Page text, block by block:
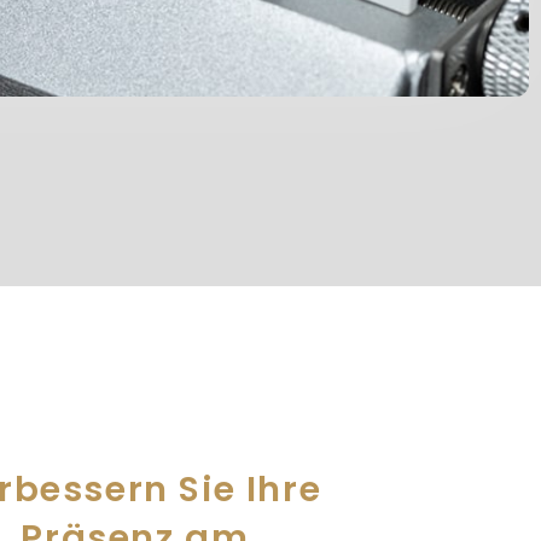
Sie Ihre